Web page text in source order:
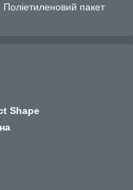
пакет
Shape